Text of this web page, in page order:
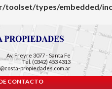
toolset/types/embedded/
Av. Freyre 3077 - Santa Fe
Tel. (0342) 453 4313
propiedades.com.ar
CONTACTO